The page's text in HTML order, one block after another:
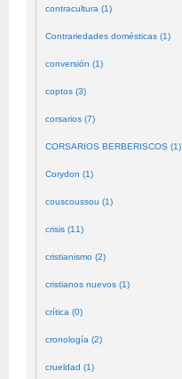
contracultura (1)
Contrariedades domésticas (1)
conversión (1)
coptos (3)
corsarios (7)
CORSARIOS BERBERISCOS (1)
Corydon (1)
couscoussou (1)
crisis (11)
cristianismo (2)
cristianos nuevos (1)
crítica (0)
cronología (2)
crueldad (1)